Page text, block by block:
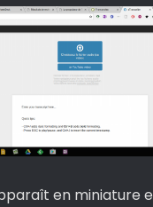
en miniature